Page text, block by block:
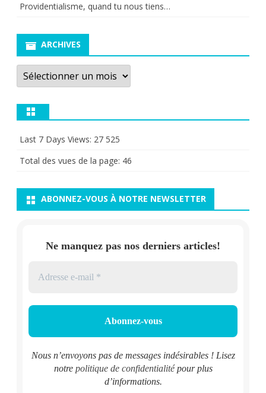
Providentialisme, quand tu nous tiens…
ARCHIVES
Archives
Last 7 Days Views: 27 525
Total des vues de la page: 46
ABONNEZ-VOUS À NOTRE NEWSLETTER
Ne manquez pas nos derniers articles!
Nous n’envoyons pas de messages indésirables ! Lisez
notre politique de confidentialitépour plus
d’informations.